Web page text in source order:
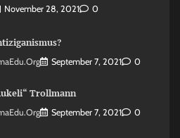
November 28, 2021 0
September 7, 2021 0
Trollmann
September 7, 2021 0